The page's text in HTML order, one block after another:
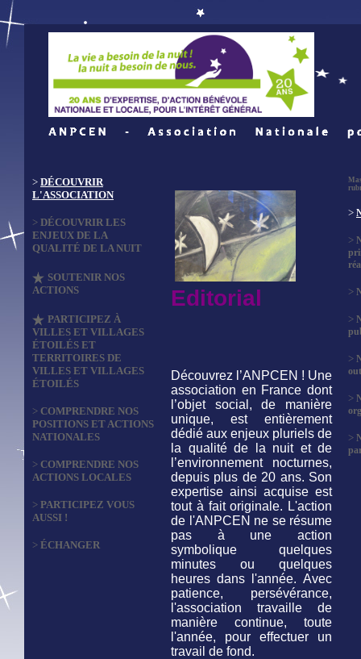
> DÉCOUVRIR
L'ASSOCIATION
> DÉCOUVRIR LES
ENJEUX DE LA
QUALITÉ DE LA NUIT
SOUTENIR NOS
ACTIONS
PARTICIPEZ À
VILLES ET VILLAGES
ÉTOILÉS ET
TERRITOIRES DE
VILLES ET VILLAGES
ÉTOILÉS
> COMPRENDRE NOS
POSITIONS ET ACTIONS
NATIONALES
> COMPRENDRE NOS
ACTIONS LOCALES
> PARTICIPEZ VOUS
AUSSI !
> ÉCHANGER
Editorial
Découvrez l’ANPCEN ! Une
association en France dont
l’objet social, de manière
unique, est entièrement
dédié aux enjeux pluriels de
la qualité de la nuit et de
l’environnement nocturnes,
depuis plus de 20 ans. Son
expertise ainsi acquise est
tout à fait originale. L'action
de l'ANPCEN ne se résume
pas à une action
symbolique quelques
minutes ou quelques
heures dans l'année. Avec
patience, persévérance,
l'association travaille de
manière continue, toute
l'année, pour effectuer un
travail de fond.
>
>
>
>
>
>
>